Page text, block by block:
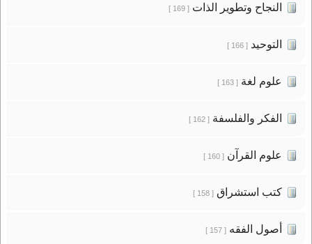
النجاح وتطوير الذات[ 169 ]
التوحيد[ 166 ]
علوم لغة[ 163 ]
الفكر والفلسفة[ 162 ]
علوم القرآن[ 160 ]
كتب استشراق[ 158 ]
أصول الفقه[ 157 ]